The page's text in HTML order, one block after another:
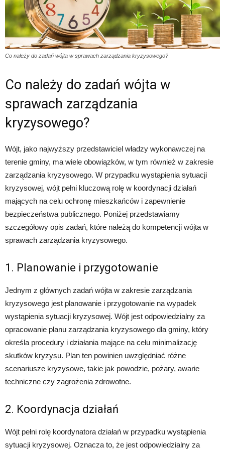
Co należy do zadań wójta w sprawach zarządzania kryzysowego?
Co należy do zadań wójta w
sprawach zarządzania
kryzysowego?
Wójt, jako najwyższy przedstawiciel władzy wykonawczej na
terenie gminy, ma wiele obowiązków, w tym również w zakresie
zarządzania kryzysowego. W przypadku wystąpienia sytuacji
kryzysowej, wójt pełni kluczową rolę w koordynacji działań
mających na celu ochronę mieszkańców i zapewnienie
bezpieczeństwa publicznego. Poniżej przedstawiamy
szczegółowy opis zadań, które należą do kompetencji wójta w
sprawach zarządzania kryzysowego.
1. Planowanie i przygotowanie
Jednym z głównych zadań wójta w zakresie zarządzania
kryzysowego jest planowanie i przygotowanie na wypadek
wystąpienia sytuacji kryzysowej. Wójt jest odpowiedzialny za
opracowanie planu zarządzania kryzysowego dla gminy, który
określa procedury i działania mające na celu minimalizację
skutków kryzysu. Plan ten powinien uwzględniać różne
scenariusze kryzysowe, takie jak powodzie, pożary, awarie
techniczne czy zagrożenia zdrowotne.
2. Koordynacja działań
Wójt pełni rolę koordynatora działań w przypadku wystąpienia
sytuacji kryzysowej. Oznacza to, że jest odpowiedzialny za